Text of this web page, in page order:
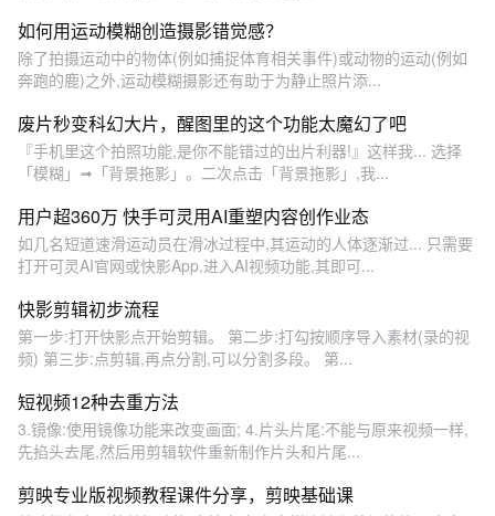
如何用运动模糊创造摄影错觉感？
除了拍摄运动中的物体(例如捕捉体育相关事件)或动物的运动(例如
奔跑的鹿)之外,运动模糊摄影还有助于为静止照片添...
废片秒变科幻大片，醒图里的这个功能太魔幻了吧
『手机里这个拍照功能,是你不能错过的出片利器!』这样我... 选择
「模糊」➟「背景拖影」。二次点击「背景拖影」,我...
用户超360万 快手可灵用AI重塑内容创作业态
如几名短道速滑运动员在滑冰过程中,其运动的人体逐渐过... 只需要
打开可灵AI官网或快影App,进入AI视频功能,其即可...
快影剪辑初步流程
第一步:打开快影点开始剪辑。 第二步:打勾按顺序导入素材(录的视
频) 第三步:点剪辑,再点分割,可以分割多段。 第...
短视频12种去重方法
3.镜像:使用镜像功能来改变画面; 4.片头片尾:不能与原来视频一样,
先掐头去尾,然后用剪辑软件重新制作片头和片尾...
剪映专业版视频教程课件分享，剪映基础课